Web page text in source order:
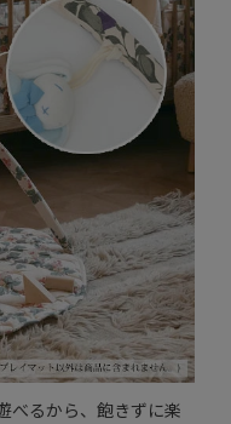
べるから、飽きずに楽